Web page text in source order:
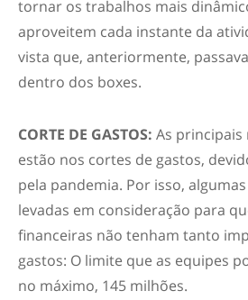
tornar os trabalhos mais
aproveitem cada instante da
vista que, anteriormente,
dentro dos boxes.
CORTE DE GASTOS: As principais
estão nos cortes de gastos,
pela pandemia. Por isso,
levadas em consideração para
financeiras não tenham tanto
gastos: O limite que as equipes
no máximo, 145 milhões.